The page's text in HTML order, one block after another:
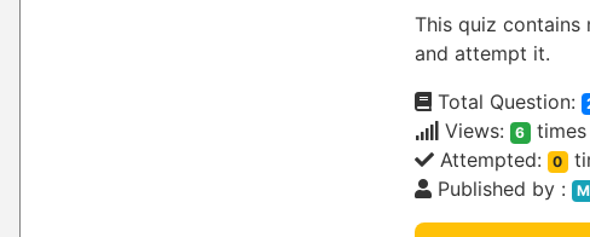
This quiz contains
and attempt it.
Total Question:
Views: 6
times
Attempted:
0
Published by :